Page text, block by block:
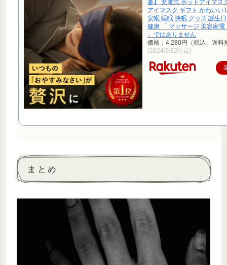
番】 充電式 ホットアイマス
アイマスク ギフト かわいい
安眠 睡眠 快眠 グッズ 誕生
健康 「 マッサージ 美容家電
」ではありません
価格：4,280円（税込、送料
(2024/9/22時点)
まとめ